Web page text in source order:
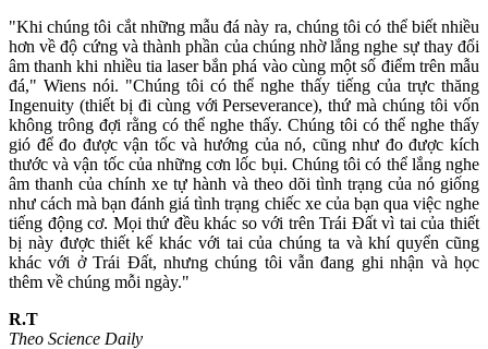
"Khi chúng tôi cắt những mẫu đá này ra, chúng tôi có thể biết nhiều
hơn về độ cứng và thành phần của chúng nhờ lắng nghe sự thay đổi
âm thanh khi nhiều tia laser bắn phá vào cùng một số điểm trên mẫu
đá," Wiens nói. "Chúng tôi có thể nghe thấy tiếng của trực thăng
Ingenuity (thiết bị đi cùng với Perseverance), thứ mà chúng tôi vốn
không trông đợi rằng có thể nghe thấy. Chúng tôi có thể nghe thấy
gió để đo được vận tốc và hướng của nó, cũng như đo được kích
thước và vận tốc của những cơn lốc bụi. Chúng tôi có thể lắng nghe
âm thanh của chính xe tự hành và theo dõi tình trạng của nó giống
như cách mà bạn đánh giá tình trạng chiếc xe của bạn qua việc nghe
tiếng động cơ. Mọi thứ đều khác so với trên Trái Đất vì tai của thiết
bị này được thiết kế khác với tai của chúng ta và khí quyển cũng
khác với ở Trái Đất, nhưng chúng tôi vẫn đang ghi nhận và học
thêm về chúng mỗi ngày."
R.T
Theo Science Daily